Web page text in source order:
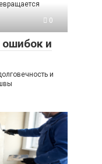
0
ошибок и
и